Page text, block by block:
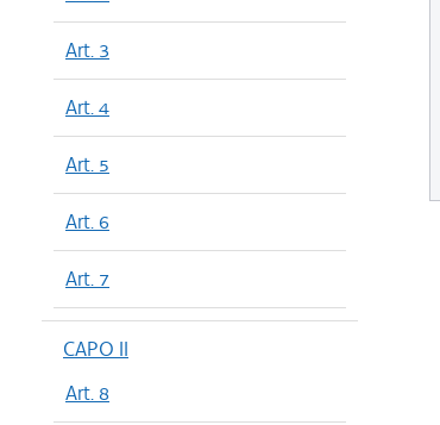
Art. 3
Art. 4
Art. 5
Art. 6
Art. 7
CAPO II
Art. 8